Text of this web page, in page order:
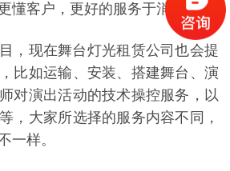
懂客户，更好的服务于消费者。
，现在舞台灯光租赁公司也会提
比如运输、安装、搭建舞台、演
对演出活动的技术操控服务，以
，大家所选择的服务内容不同，
一样。